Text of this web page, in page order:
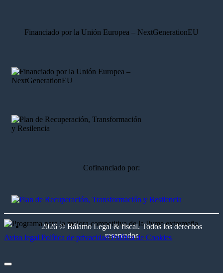
Financiado por la Unión Europea – NextGenerationEU
Cofinanciado por:
2026 © Bálamo Legal & fiscal. Todos los derechos
reservados
Aviso legal Política de privacidad Política de Cookies